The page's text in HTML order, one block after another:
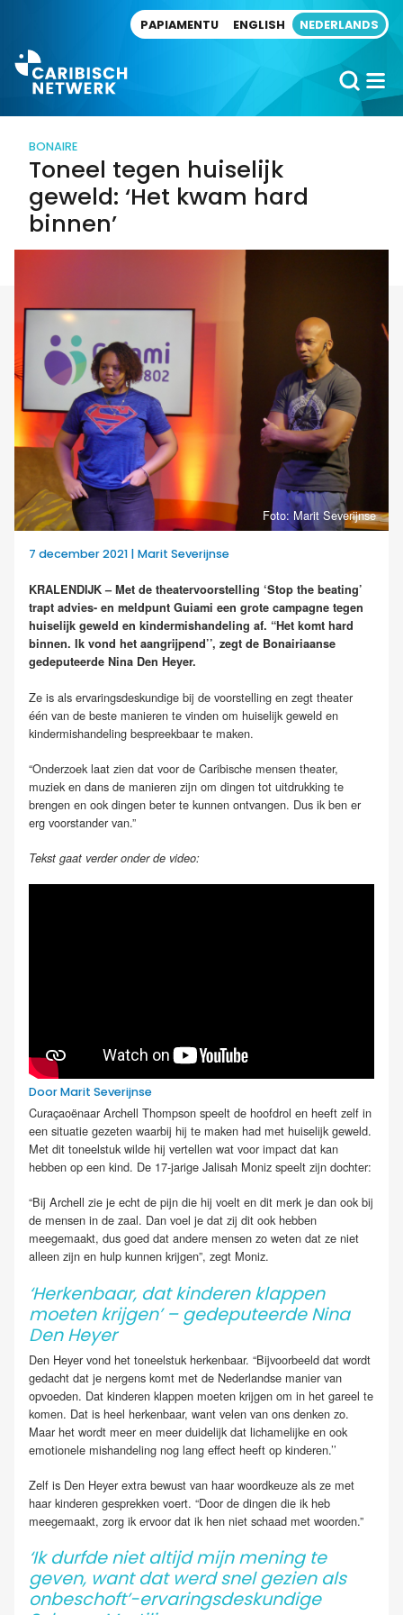
PAPIAMENTU ENGLISH NEDERLANDS
BONAIRE
Toneel tegen huiselijk
geweld: ‘Het kwam hard
binnen’
Foto: Marit Severijnse
7 december 2021 | Marit Severijnse
KRALENDIJK – Met de theatervoorstelling ‘Stop the beating’
trapt advies- en meldpunt Guiami een grote campagne tegen
huiselijk geweld en kindermishandeling af. “Het komt hard
binnen. Ik vond het aangrijpend’’, zegt de Bonairiaanse
gedeputeerde Nina Den Heyer.
Ze is als ervaringsdeskundige bij de voorstelling en zegt theater
één van de beste manieren te vinden om huiselijk geweld en
kindermishandeling bespreekbaar te maken.
“Onderzoek laat zien dat voor de Caribische mensen theater,
muziek en dans de manieren zijn om dingen tot uitdrukking te
brengen en ook dingen beter te kunnen ontvangen. Dus ik ben er
erg voorstander van.”
Tekst gaat verder onder de video:
Door Marit Severijnse
Curaçaoënaar Archell Thompson speelt de hoofdrol en heeft zelf in
een situatie gezeten waarbij hij te maken had met huiselijk geweld.
Met dit toneelstuk wilde hij vertellen wat voor impact dat kan
hebben op een kind. De 17-jarige Jalisah Moniz speelt zijn dochter:
“Bij Archell zie je echt de pijn die hij voelt en dit merk je dan ook bij
de mensen in de zaal. Dan voel je dat zij dit ook hebben
meegemaakt, dus goed dat andere mensen zo weten dat ze niet
alleen zijn en hulp kunnen krijgen”, zegt Moniz.
‘Herkenbaar, dat kinderen klappen
moeten krijgen’ – gedeputeerde Nina
Den Heyer
Den Heyer vond het toneelstuk herkenbaar. “Bijvoorbeeld dat wordt
gedacht dat je nergens komt met de Nederlandse manier van
opvoeden. Dat kinderen klappen moeten krijgen om in het gareel te
komen. Dat is heel herkenbaar, want velen van ons denken zo.
Maar het wordt meer en meer duidelijk dat lichamelijke en ook
emotionele mishandeling nog lang effect heeft op kinderen.’’
Zelf is Den Heyer extra bewust van haar woordkeuze als ze met
haar kinderen gesprekken voert. “Door de dingen die ik heb
meegemaakt, zorg ik ervoor dat ik hen niet schaad met woorden.”
‘Ik durfde niet altijd mijn mening te
geven, want dat werd snel gezien als
onbeschoft’-ervaringsdeskundige